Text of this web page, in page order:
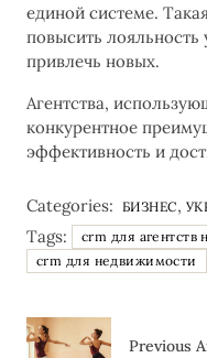
единой системе.
повысить
привлечь новых.
Агентства,
конкурентное
эффективность и
Categories: БИЗНЕС,
Tags:
crm для агентств
crm для недвижимости
Previous